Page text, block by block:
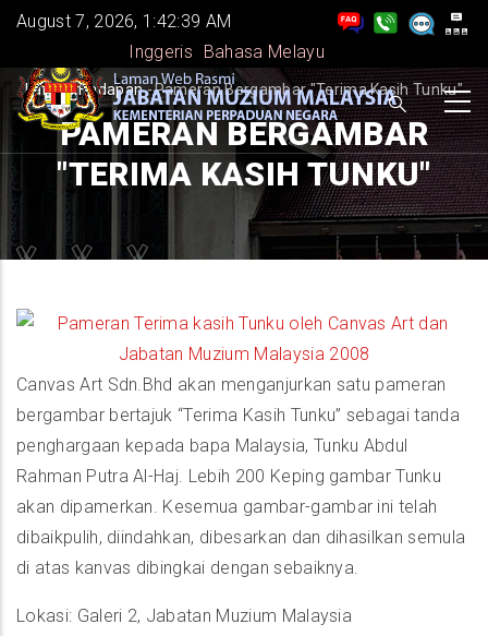
Skip
main
content
August 7, 2026, 1:42:39 AM
Inggeris
Bahasa Melayu
BREADCRUMB
Laman Hadapan -Pameran Bergambar "Terima Kasih Tunku"
PAMERAN BERGAMBAR
"TERIMA KASIH TUNKU"
Canvas Art Sdn.Bhd akan menganjurkan satu pameran
bergambar bertajuk “Terima Kasih Tunku” sebagai tanda
penghargaan kepada bapa Malaysia, Tunku Abdul
Rahman Putra Al-Haj. Lebih 200 Keping gambar Tunku
akan dipamerkan. Kesemua gambar-gambar ini telah
dibaikpulih, diindahkan, dibesarkan dan dihasilkan semula
di atas kanvas dibingkai dengan sebaiknya.
Lokasi: Galeri 2, Jabatan Muzium Malaysia